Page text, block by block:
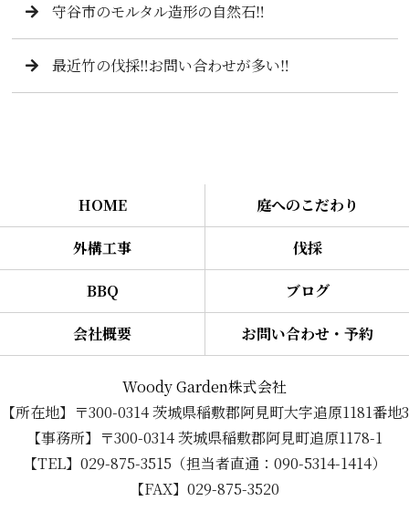
守谷市のモルタル造形の自然石‼️
最近竹の伐採‼️お問い合わせが多い‼️
HOME 庭へのこだわり
外構工事 伐採
BBQ ブログ
会社概要 お問い合わせ・予約
Woody Garden株式会社
【所在地】〒300-0314 茨城県稲敷郡阿見町大字追原1181番地3
【事務所】〒300-0314 茨城県稲敷郡阿見町追原1178-1
【TEL】029-875-3515（担当者直通：090-5314-1414）
【FAX】029-875-3520